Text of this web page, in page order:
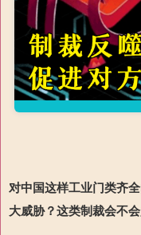
对中国这样工业门类齐
大威胁？这类制裁会不